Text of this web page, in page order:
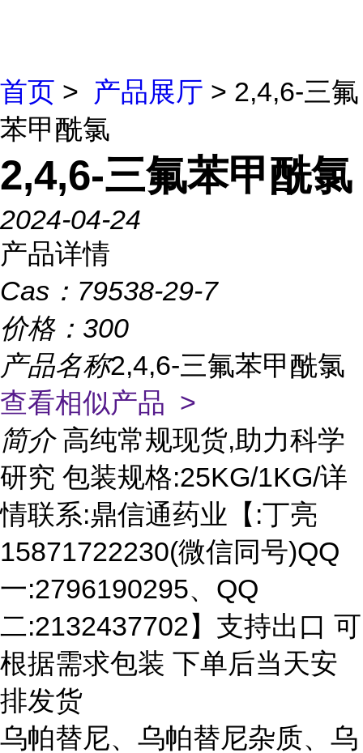
首页 > 产品展厅 > 2,4,6-三氟
苯甲酰氯
2,4,6-三氟苯甲酰氯
2024-04-24
产品详情
Cas： 79538-29-7
价格： 300
产品名称2,4,6-三氟苯甲酰氯
查看相似产品 >
简介 高纯常规现货,助力科学
研究 包装规格:25KG/1KG/详
情联系:鼎信通药业【:丁亮
15871722230(微信同号)QQ
一:2796190295、QQ
二:2132437702】支持出口 可
根据需求包装 下单后当天安
排发货
乌帕替尼、乌帕替尼杂质、乌